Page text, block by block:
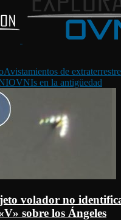
Avistamientos de
OVNIs en la antigüedad
volador no
sobre los Ángeles